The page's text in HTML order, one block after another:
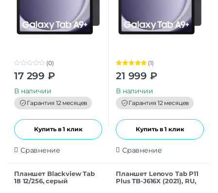
0
t
o
f
5
(0)
17 299 ₽
В наличии
Гарантия 12 месяцев
Купить в 1 клик
Сравнение
Оценка 5.00
из 5
(1)
21 999 ₽
В наличии
Гарантия 12 месяцев
Купить в 1 клик
Сравнение
Планшет Blackview Tab
18 12/256, серый
Планшет Lenovo Tab P11
Plus TB-J616X (2021), RU,